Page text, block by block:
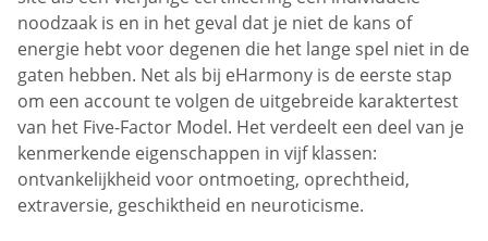
noodzaak is en in het geval dat je niet de kans of
energie hebt voor degenen die het lange spel niet in de
gaten hebben. Net als bij eHarmony is de eerste stap
om een account te volgen de uitgebreide karaktertest
van het Five-Factor Model. Het verdeelt een deel van je
kenmerkende eigenschappen in vijf klassen:
ontvankelijkheid voor ontmoeting, oprechtheid,
extraversie, geschiktheid en neuroticisme.